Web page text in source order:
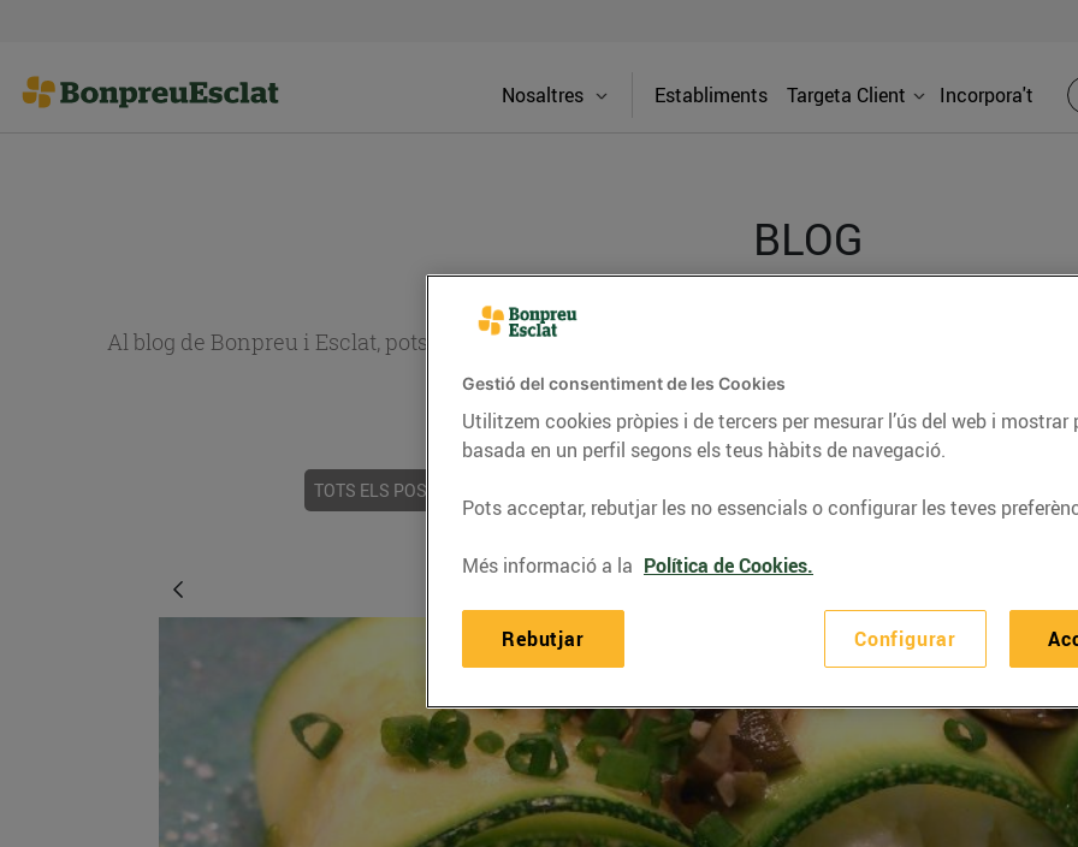
Nosaltres Establiments Targeta Client Incorpora't
BLOG
Al blog de Bonpreu i Esclat, pots trobar receptes, consells nutricionals, informació d’actualitat
del nostre territori i molts altres temes.
TOTS ELS POSTS
Gestió del consentiment de les Cookies
Utilitzem cookies pròpies i de tercers per mesurar l’ús del web i
basada en un perfil segons els teus hàbits de navegació.
Pots acceptar, rebutjar les no essencials o configurar les teves
Més informació a la Política de Cookies.
Configurar
Rebutjar